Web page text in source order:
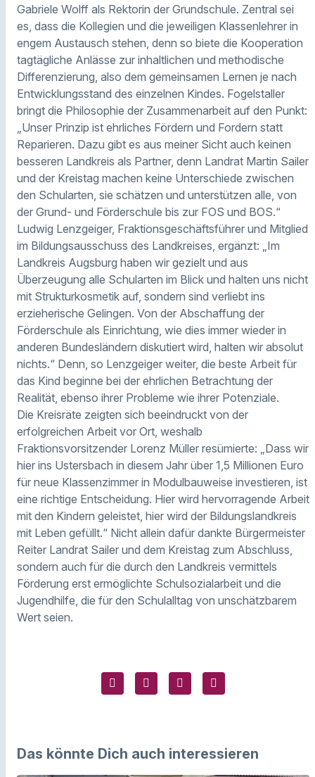
Gabriele Wolff als Rektorin der Grundschule. Zentral sei
es, dass die Kollegien und die jeweiligen Klassenlehrer in
engem Austausch stehen, denn so biete die Kooperation
tagtägliche Anlässe zur inhaltlichen und methodische
Differenzierung, also dem gemeinsamen Lernen je nach
Entwicklungsstand des einzelnen Kindes. Fogelstaller
bringt die Philosophie der Zusammenarbeit auf den Punkt:
„Unser Prinzip ist ehrliches Fördern und Fordern statt
Reparieren. Dazu gibt es aus meiner Sicht auch keinen
besseren Landkreis als Partner, denn Landrat Martin Sailer
und der Kreistag machen keine Unterschiede zwischen
den Schularten, sie schätzen und unterstützen alle, von
der Grund- und Förderschule bis zur FOS und BOS.“
Ludwig Lenzgeiger, Fraktionsgeschäftsführer und Mitglied
im Bildungsausschuss des Landkreises, ergänzt: „Im
Landkreis Augsburg haben wir gezielt und aus
Überzeugung alle Schularten im Blick und halten uns nicht
mit Strukturkosmetik auf, sondern sind verliebt ins
erzieherische Gelingen. Von der Abschaffung der
Förderschule als Einrichtung, wie dies immer wieder in
anderen Bundesländern diskutiert wird, halten wir absolut
nichts.“ Denn, so Lenzgeiger weiter, die beste Arbeit für
das Kind beginne bei der ehrlichen Betrachtung der
Realität, ebenso ihrer Probleme wie ihrer Potenziale.
Die Kreisräte zeigten sich beeindruckt von der
erfolgreichen Arbeit vor Ort, weshalb
Fraktionsvorsitzender Lorenz Müller resümierte: „Dass wir
hier ins Ustersbach in diesem Jahr über 1,5 Millionen Euro
für neue Klassenzimmer in Modulbauweise investieren, ist
eine richtige Entscheidung. Hier wird hervorragende Arbeit
mit den Kindern geleistet, hier wird der Bildungslandkreis
mit Leben gefüllt.“ Nicht allein dafür dankte Bürgermeister
Reiter Landrat Sailer und dem Kreistag zum Abschluss,
sondern auch für die durch den Landkreis vermittels
Förderung erst ermöglichte Schulsozialarbeit und die
Jugendhilfe, die für den Schulalltag von unschätzbarem
Wert seien.
Das könnte Dich auch interessieren